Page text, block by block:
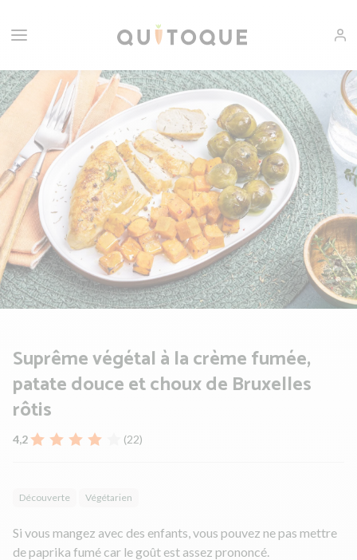
Suprême végétal à la crème fumée,
patate douce et choux de Bruxelles
rôtis
4,2 (22)
Découverte Végétarien
Si vous mangez avec des enfants, vous pouvez ne pas mettre
de paprika fumé car le goût est assez prononcé.